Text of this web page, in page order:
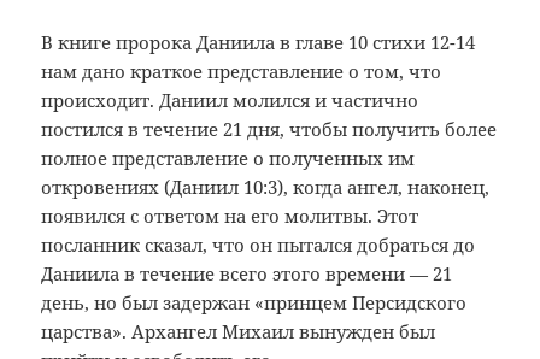
В книге пророка Даниила в главе 10 стихи 12-14
нам дано краткое представление о том, что
происходит. Даниил молился и частично
постился в течение 21 дня, чтобы получить более
полное представление о полученных им
откровениях (Даниил 10:3), когда ангел, наконец,
появился с ответом на его молитвы. Этот
посланник сказал, что он пытался добраться до
Даниила в течение всего этого времени — 21
день, но был задержан «принцем Персидского
царства». Архангел Михаил вынужден был